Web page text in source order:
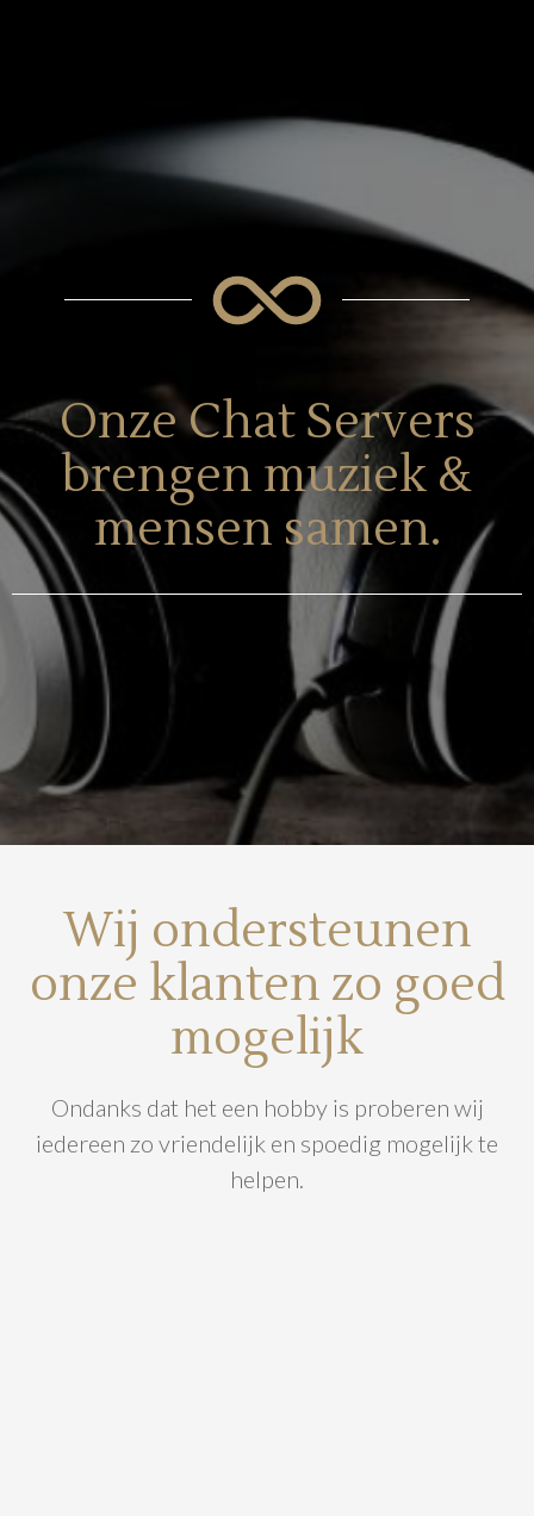
Onze Chat Servers
brengen muziek &
mensen samen.
Wij ondersteunen
onze klanten zo goed
mogelijk
Ondanks dat het een hobby is proberen wij
iedereen zo vriendelijk en spoedig mogelijk te
helpen.